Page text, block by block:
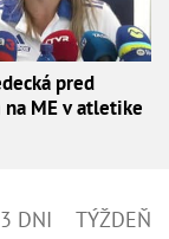
pred
na ME v atletike
3 DNI TÝŽDEŇ